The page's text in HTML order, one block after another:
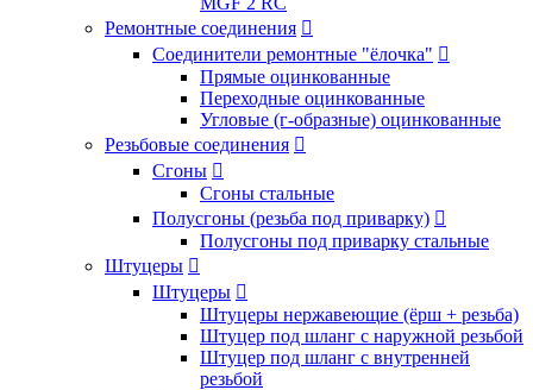
Ремонтные соединения 
Соединители ремонтные "ёлочка" 
Прямые оцинкованные
Переходные оцинкованные
Угловые (г-образные) оцинкованные
Резьбовые соединения 
Сгоны 
Сгоны стальные
Полусгоны (резьба под приварку) 
Полусгоны под приварку стальные
Штуцеры 
Штуцеры 
Штуцеры нержавеющие (ёрш + резьба)
Штуцер под шланг с наружной резьбой
Штуцер под шланг с внутренней
резьбой